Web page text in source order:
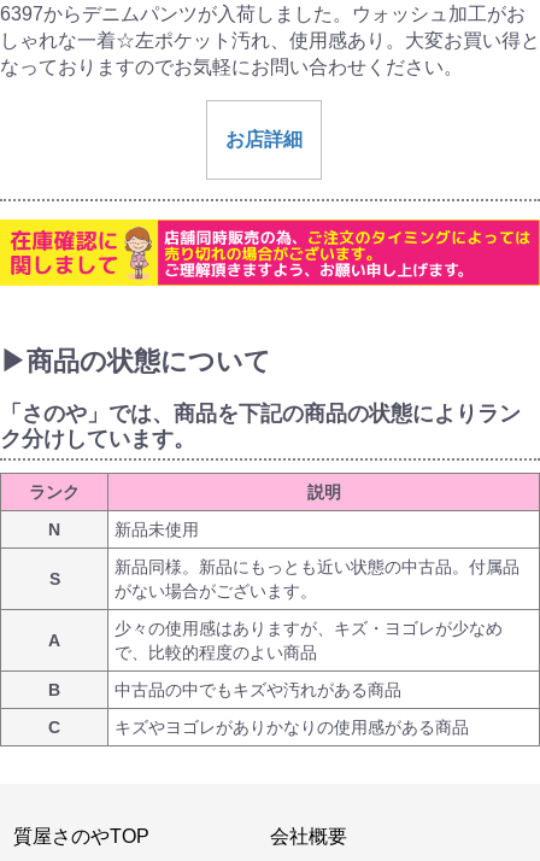
6397からデニムパンツが入荷しました。ウォッシュ加工がお
しゃれな一着☆左ポケット汚れ、使用感あり。大変お買い得と
なっておりますのでお気軽にお問い合わせください。
お店詳細
▶商品の状態について
「さのや」では、商品を下記の商品の状態によりラン
ク分けしています。
ランク
説明
N
新品未使用
S
新品同様。新品にもっとも近い状態の中古品。付属品
がない場合がございます。
A
少々の使用感はありますが、キズ・ヨゴレが少なめ
で、比較的程度のよい商品
B
中古品の中でもキズや汚れがある商品
C
キズやヨゴレがありかなりの使用感がある商品
質屋さのやTOP
会社概要